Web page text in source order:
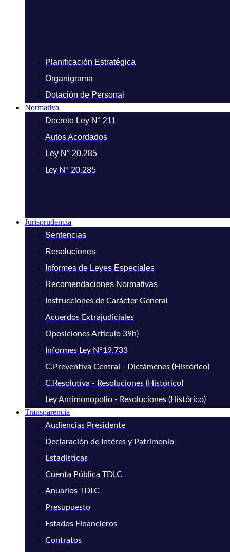
Planificación Estratégica
Organigrama
Dotación de Personal
Normativa
Decreto Ley N° 211
Autos Acordados
Ley N° 20.285
Ley N° 20.285
Jurisprudencia
Sentencias
Resoluciones
Informes de Leyes Especiales
Recomendaciones Normativas
Instrucciones de Carácter General
Acuerdos Extrajudiciales
Oposiciones Artículo 39h)
Informes Ley N°19.733
C.Preventiva Central - Dictámenes (Histórico)
C.Resolutiva - Resoluciones (Histórico)
Ley Antimonopolio - Resoluciones (Histórico)
Transparencia
Audiencias Presidente
Declaración de Intéres y Patrimonio
Estadísticas
Cuenta Pública TDLC
Anuarios TDLC
Presupuesto
Estados Financieros
Contratos